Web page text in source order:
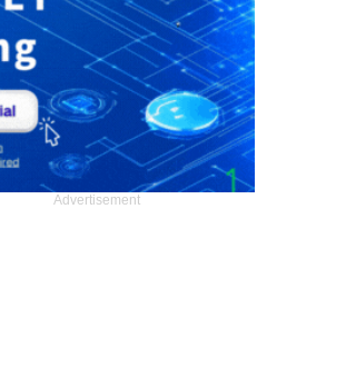
Advertisement